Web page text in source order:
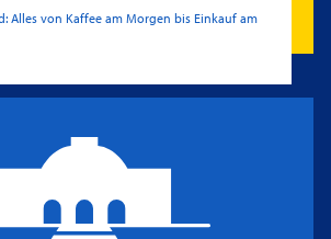
Alles von Kaffee am Morgen bis Einkauf am